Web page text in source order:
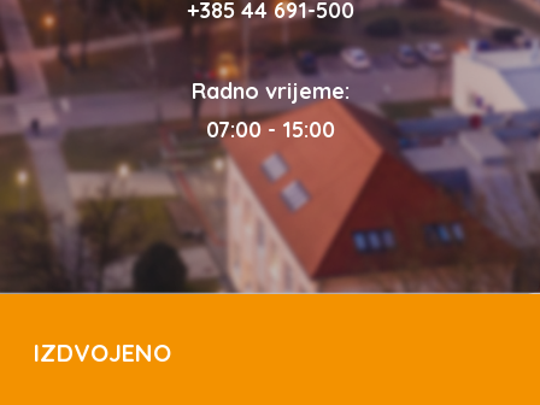
+385 44 691-500
Radno vrijeme:
07:00 - 15:00
IZDVOJENO